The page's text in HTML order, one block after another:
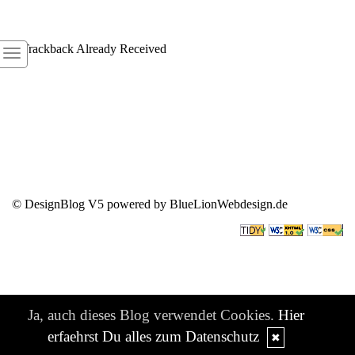
1 Trackback Already Received
© DesignBlog V5 powered by BlueLionWebdesign.de
Ja, auch dieses Blog verwendet Cookies. Hier
erfaehrst Du alles zum Datenschutz
✖